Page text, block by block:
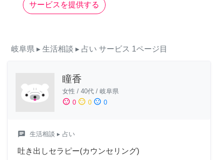
サービスを提供する
岐阜県 ▸ 生活相談 ▸ 占い サービス 1ページ目
瞳香
女性 / 40代 / 岐阜県
sentiment_satisfied 0 sentiment_neutral 0 sentiment_dissatisfied 0
chat 生活相談 ▸ 占い
吐き出しセラピー(カウンセリング)